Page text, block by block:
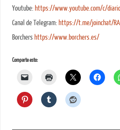
Youtube: https://www.youtube.com/c/
Canal de Telegram: https://t.me/joinchat/
Borchers https://www.borchers.es/
Comparte esto: